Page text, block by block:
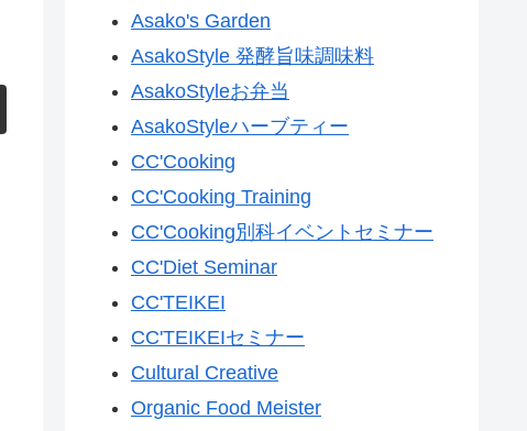
Asako's Garden
AsakoStyle 発酵旨味調味料
AsakoStyleお弁当
AsakoStyleハーブティー
CC'Cooking
CC'Cooking Training
CC'Cooking別科イベントセミナー
CC'Diet Seminar
CC'TEIKEI
CC'TEIKEIセミナー
Cultural Creative
Organic Food Meister